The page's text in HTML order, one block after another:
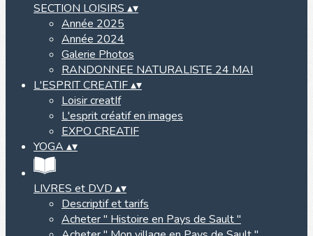
SECTION LOISIRS ▴▾
Année 2025
Année 2024
Galerie Photos
RANDONNEE NATURALISTE 24 MAI
L'ESPRIT CREATIF▴▾
Loisir creatIf
L'esprit créatif en images
EXPO CREATIF
YOGA ▴▾
LIVRES et DVD ▴▾
Descriptif et tarifs
Acheter " Histoire en Pays de Sault "